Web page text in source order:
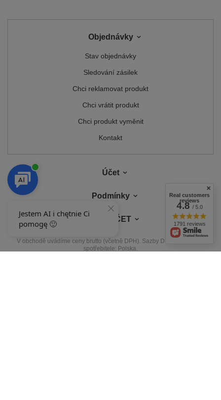
Objednávky
Stav objednávky
Sledování zásilek
Chci reklamovat produkt
Chci vrátit produkt
Chci produkt vyměnit
Kontakt
Účet
Podmínky
MŮJ ÚČET
V obchodě uvádíme ceny brutto (včetně DPH). Sazby DPH pro domácí
spotřebitele: Polska.
Real customers
reviews
4.8/ 5.0
1791 reviews